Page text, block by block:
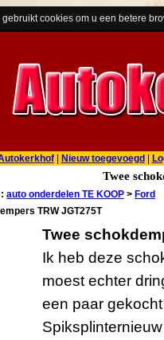
gebruikt cookies om u een betere
| Nieuw toegevoegd
Twee
auto onderdelen TE KOOP > Ford
TRW JGT275T
Twee
Ik heb deze
moest echter
een paar